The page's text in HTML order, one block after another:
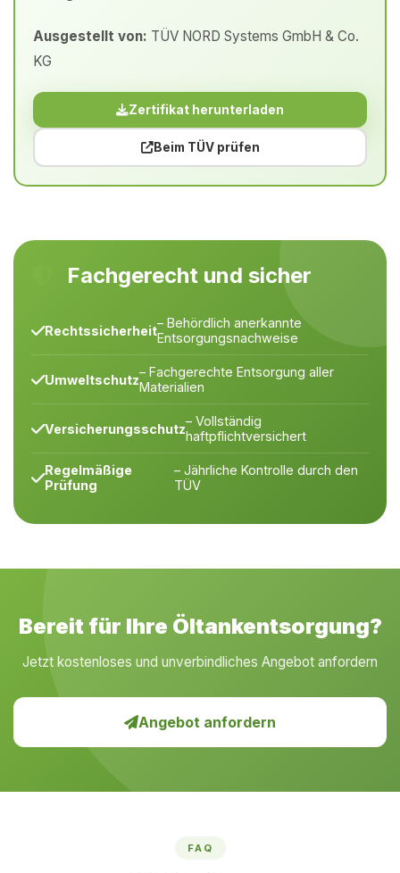
Ausgestellt von: TÜV NORD Systems GmbH & Co.
KG
Zertifikat herunterladen
Beim TÜV prüfen
Fachgerecht und sicher
Rechtssicherheit– Behördlich anerkannte
Entsorgungsnachweise
Umweltschutz– Fachgerechte Entsorgung aller
Materialien
Versicherungsschutz– Vollständig
haftpflichtversichert
Regelmäßige
Prüfung
– Jährliche Kontrolle durch den
TÜV
Bereit für Ihre Öltankentsorgung?
Jetzt kostenloses und unverbindliches Angebot anfordern
Angebot anfordern
FAQ